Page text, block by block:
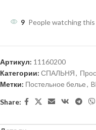
9 People watching
Артикул: 11160200
Категории: СПАЛЬНЯ,
Метки: Постельное белье,
Share: